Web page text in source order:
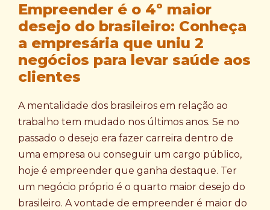
Empreender é o 4º maior
desejo do brasileiro: Conheça
a empresária que uniu 2
negócios para levar saúde aos
clientes
A mentalidade dos brasileiros em relação ao
trabalho tem mudado nos últimos anos. Se no
passado o desejo era fazer carreira dentro de
uma empresa ou conseguir um cargo público,
hoje é empreender que ganha destaque. Ter
um negócio próprio é o quarto maior desejo do
brasileiro. A vontade de empreender é maior do